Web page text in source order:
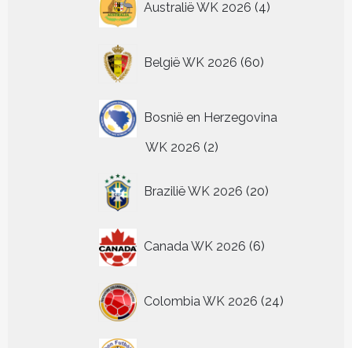
Australië WK 2026 4
producten
België WK 2026 60
producten
Bosnië en Herzegovina
WK 2026 22
Brazilië WK 2026 20
producten
Canada WK 2026 6
producten
Colombia WK 2026 24
producten